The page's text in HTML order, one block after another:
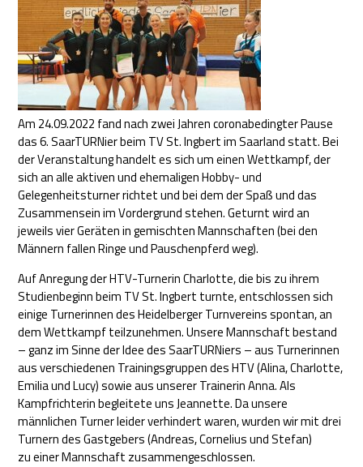
Am 24.09.2022 fand nach zwei Jahren coronabedingter Pause
das 6. SaarTURNier beim TV St. Ingbert im Saarland statt. Bei
der Veranstaltung handelt es sich um einen Wettkampf, der
sich an alle aktiven und ehemaligen Hobby- und
Gelegenheitsturner richtet und bei dem der Spaß und das
Zusammensein im Vordergrund stehen. Geturnt wird an
jeweils vier Geräten in gemischten Mannschaften (bei den
Männern fallen Ringe und Pauschenpferd weg).
Auf Anregung der HTV-Turnerin Charlotte, die bis zu ihrem
Studienbeginn beim TV St. Ingbert turnte, entschlossen sich
einige Turnerinnen des Heidelberger Turnvereins spontan, an
dem Wettkampf teilzunehmen. Unsere Mannschaft bestand
– ganz im Sinne der Idee des SaarTURNiers – aus Turnerinnen
aus verschiedenen Trainingsgruppen des HTV (Alina, Charlotte,
Emilia und Lucy) sowie aus unserer Trainerin Anna. Als
Kampfrichterin begleitete uns Jeannette. Da unsere
männlichen Turner leider verhindert waren, wurden wir mit drei
Turnern des Gastgebers (Andreas, Cornelius und Stefan)
zu einer Mannschaft zusammengeschlossen.